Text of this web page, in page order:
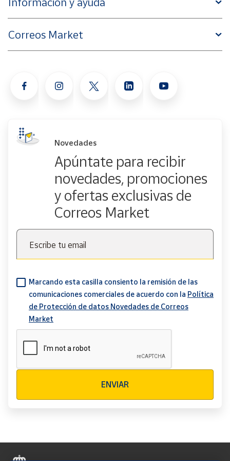
Correos Market
Novedades
Apúntate para recibir
novedades, promociones
y ofertas exclusivas de
Correos Market
Escribe tu email
Marcando esta casilla consiento la remisión de las
comunicaciones comerciales de acuerdo con la Política
de Protección de datos Novedades de Correos
Market
ENVIAR